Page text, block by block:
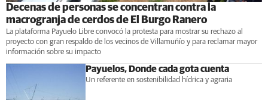
Decenas de personas se concentran contra la
macrogranja de cerdos de El Burgo Ranero
La plataforma Payuelo Libre convocó la protesta para mostrar su rechazo al
proyecto con gran respaldo de los vecinos de Villamuñío y para reclamar mayor
información sobre su impacto
Payuelos, Donde cada gota cuenta
Un referente en sostenibilidad hídrica y agraria